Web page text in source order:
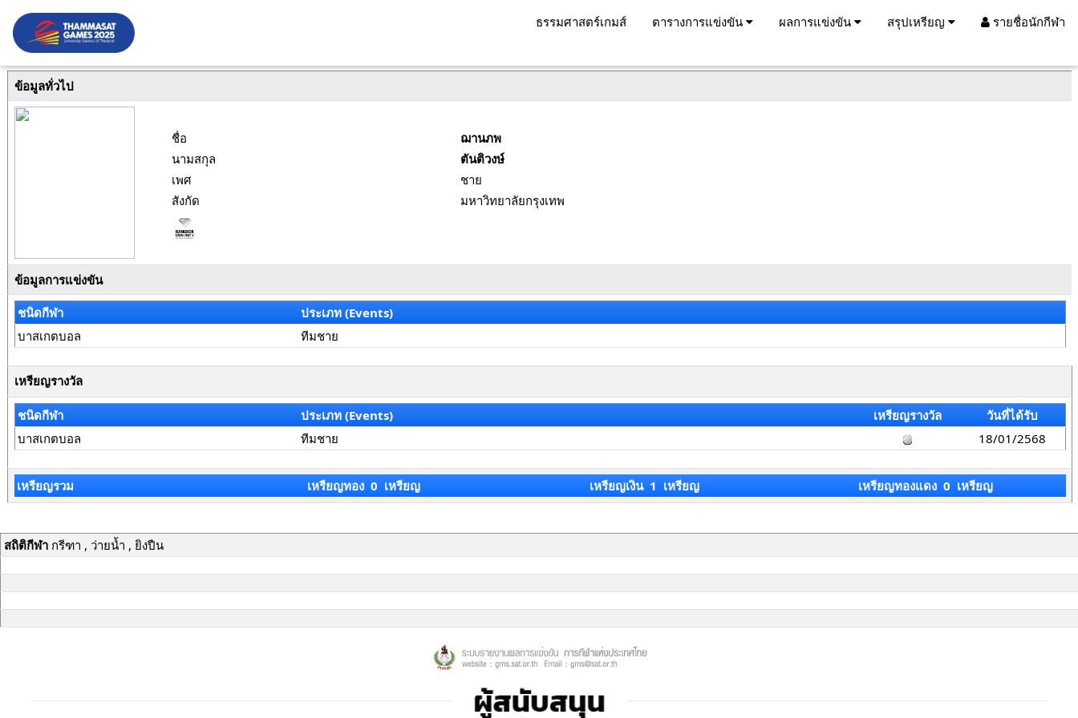
ธรรมศาสตร์เกมส์ ตารางการแข่งขัน ผลการแข่งขัน สรุปเหรียญ รายชื่อนักกีฬา
ข้อมูลทั่วไป
ชื่อ
ฌานภพ
นามสกุล
ตันติวงษ์
เพศ
ชาย
สังกัด
มหาวิทยาลัยกรุงเทพ
ข้อมูลการแข่งขัน
ชนิดกีฬา
ประเภท (Events)
บาสเกตบอล
ทีมชาย
เหรียญรางวัล
ชนิดกีฬา ประเภท (Events) เหรียญรางวัล
วันที่ได้รับ
บาสเกตบอล
ทีมชาย 18/01/2568
เหรียญรวม เหรียญทอง 0 เหรียญ เหรียญเงิน 1 เหรียญ เหรียญทองแดง 0 เหรียญ
สถิติกีฬากรีฑา , ว่ายน้ำ , ยิงปืน